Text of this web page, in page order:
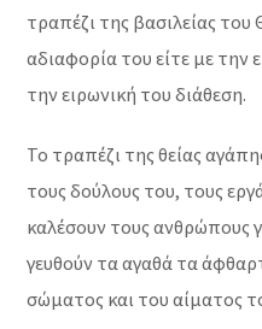
τραπέζι της βασιλείας του
αδιαφορία του είτε με την
την ειρωνική του διάθεση.
Το τραπέζι της θείας
τους δούλους του, τους
καλέσουν τους ανθρώπους
γευθούν τα αγαθά τα
σώματος και του αίματος